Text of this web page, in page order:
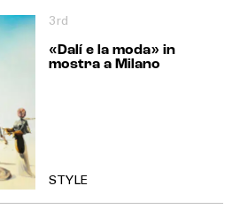
3rd
«Dalí e la moda» in
mostra a Milano
STYLE